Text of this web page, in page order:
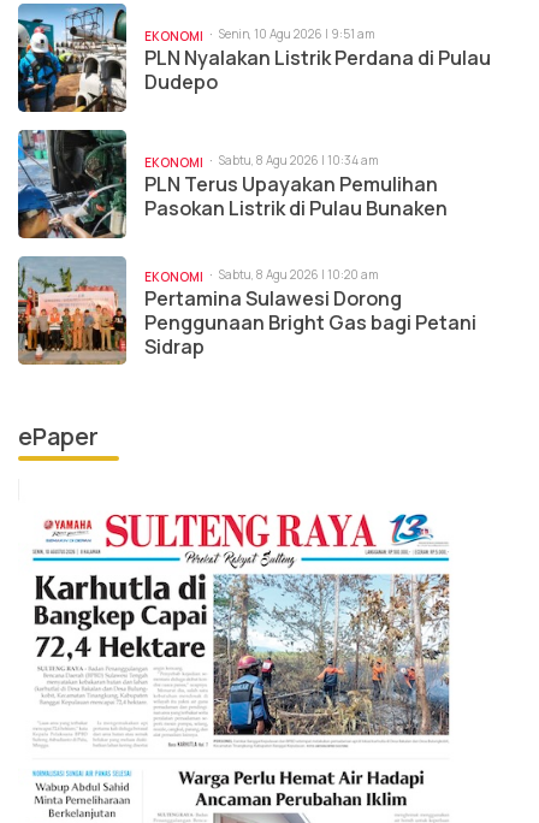
EKONOMI Senin, 10 Agu 2026 | 9:51 am
PLN Nyalakan Listrik Perdana di Pulau
Dudepo
EKONOMI Sabtu, 8 Agu 2026 | 10:34 am
PLN Terus Upayakan Pemulihan
Pasokan Listrik di Pulau Bunaken
EKONOMI Sabtu, 8 Agu 2026 | 10:20 am
Pertamina Sulawesi Dorong
Penggunaan Bright Gas bagi Petani
Sidrap
ePaper